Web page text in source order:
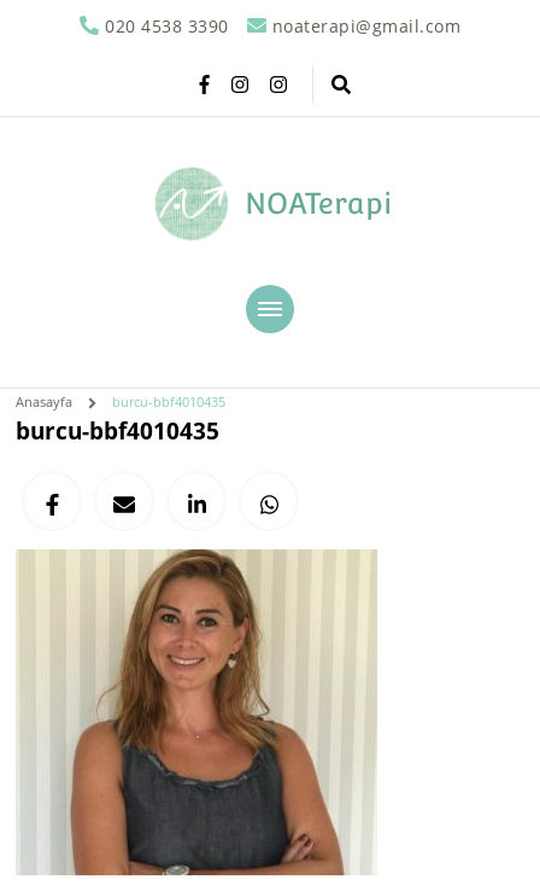
020 4538 3390 noaterapi@gmail.com
NOATerapi
Anasayfa burcu-bbf4010435
burcu-bbf4010435